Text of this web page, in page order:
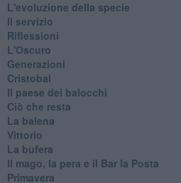
L'evoluzione della specie
Il servizio
Riflessioni
L'Oscuro
Generazioni
Cristobal
Il paese dei balocchi
Ciò che resta
La balena
Vittorio
La bufera
Il mago, la pera e il Bar la Posta
Primavera